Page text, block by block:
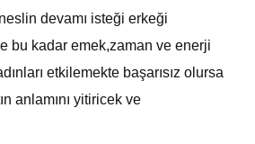
devamı isteği erkeği
bu kadar emek,zaman ve enerji
etkilemekte başarısız olursa
anlamını yitiricek ve